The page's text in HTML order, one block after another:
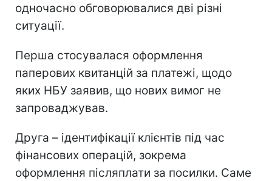
одночасно обговорювалися дві різні
ситуації.
Перша стосувалася оформлення
паперових квитанцій за платежі, щодо
яких НБУ заявив, що нових вимог не
запроваджував.
Друга – ідентифікації клієнтів під час
фінансових операцій, зокрема
оформлення післяплати за посилки. Саме